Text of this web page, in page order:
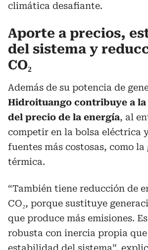
climática desafiante.
Aporte a precios,
del sistema y
CO₂
Además de su potencia de
Hidroituango contribuye a
del precio de la energía, al
competir en la bolsa eléctrica
fuentes más costosas, como la
térmica.
“También tiene reducción de
CO₂, porque sustituye
que produce más emisiones.
robusta con inercia propia
estabilidad del sistema”,